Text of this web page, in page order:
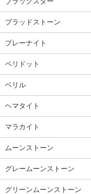
ブラッドストーン
プレーナイト
ペリドット
ベリル
ヘマタイト
マラカイト
ムーンストーン
グレームーンストーン
グリーンムーンストーン